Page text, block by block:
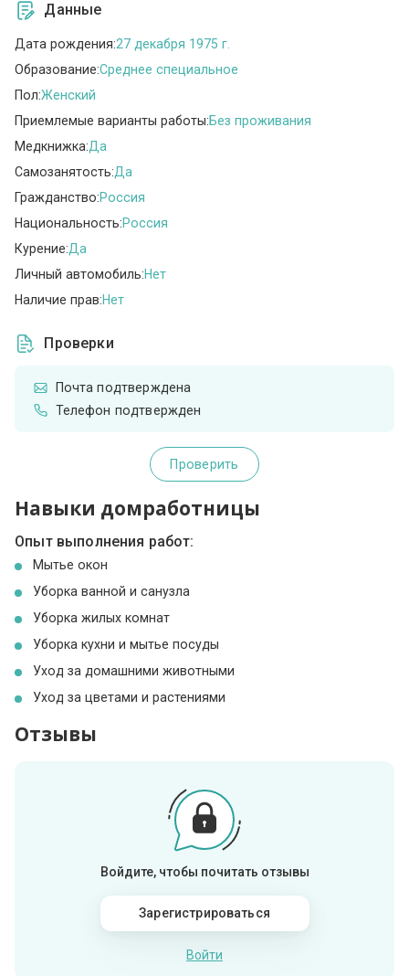
Данные
Дата рождения:27 декабря 1975 г.
Образование:Среднее специальное
Пол:Женский
Приемлемые варианты работы:Без проживания
Медкнижка:Да
Самозанятость:Да
Гражданство:Россия
Национальность:Россия
Курение:Да
Личный автомобиль:Нет
Наличие прав:Нет
Проверки
Почта подтверждена
Телефон подтвержден
Проверить
Навыки домработницы
Опыт выполнения работ:
Мытье окон
Уборка ванной и санузла
Уборка жилых комнат
Уборка кухни и мытье посуды
Уход за домашними животными
Уход за цветами и растениями
Отзывы
Войдите, чтобы почитать отзывы
Зарегистрироваться
Войти